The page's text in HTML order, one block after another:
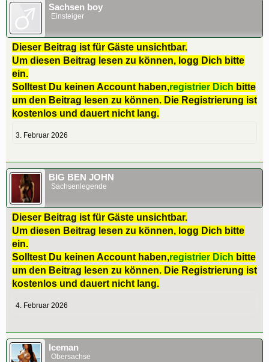
Sachsen boy
Einsteiger
Dieser Beitrag ist für Gäste unsichtbar.
Um diesen Beitrag lesen zu können, logg Dich bitte
ein.
Solltest Du keinen Account haben,registrier Dich bitte
um den Beitrag lesen zu können. Die Registrierung ist
kostenlos und dauert nicht lang.
3. Februar 2026
BIG BEN JOHN
Sachsenlegende
Dieser Beitrag ist für Gäste unsichtbar.
Um diesen Beitrag lesen zu können, logg Dich bitte
ein.
Solltest Du keinen Account haben,registrier Dich bitte
um den Beitrag lesen zu können. Die Registrierung ist
kostenlos und dauert nicht lang.
4. Februar 2026
Iceman
Obersachse